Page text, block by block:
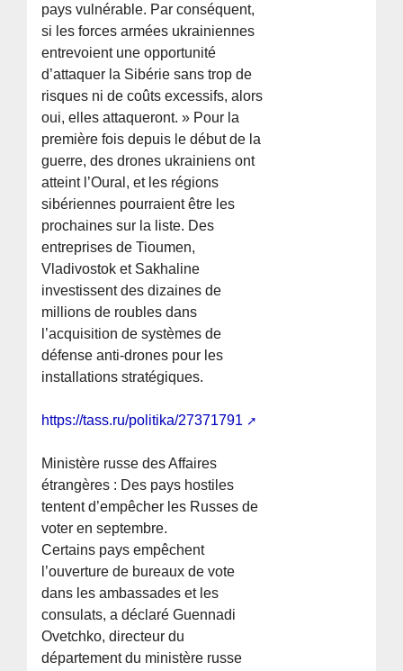
pays vulnérable. Par conséquent,
si les forces armées ukrainiennes
entrevoient une opportunité
d’attaquer la Sibérie sans trop de
risques ni de coûts excessifs, alors
oui, elles attaqueront. » Pour la
première fois depuis le début de la
guerre, des drones ukrainiens ont
atteint l’Oural, et les régions
sibériennes pourraient être les
prochaines sur la liste. Des
entreprises de Tioumen,
Vladivostok et Sakhaline
investissent des dizaines de
millions de roubles dans
l’acquisition de systèmes de
défense anti-drones pour les
installations stratégiques.
https://tass.ru/politika/27371791
Ministère russe des Affaires
étrangères : Des pays hostiles
tentent d’empêcher les Russes de
voter en septembre.
Certains pays empêchent
l’ouverture de bureaux de vote
dans les ambassades et les
consulats, a déclaré Guennadi
Ovetchko, directeur du
département du ministère russe